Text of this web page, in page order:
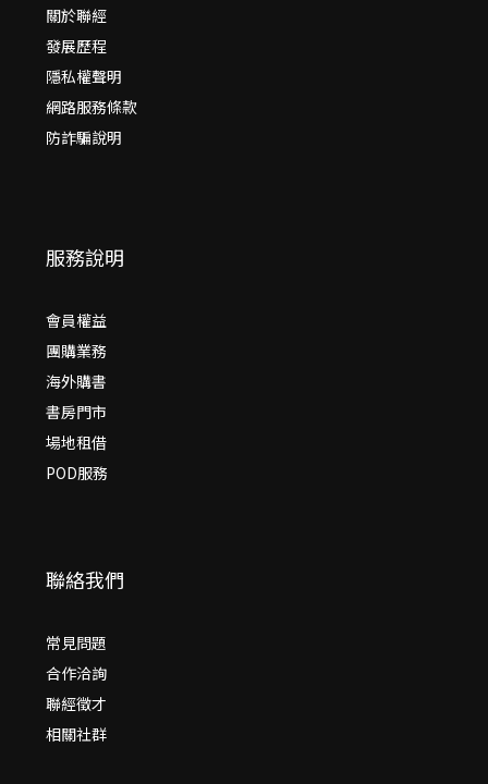
關於聯經
發展歷程
隱私權聲明
網路服務條款
防詐騙說明
服務說明
會員權益
團購業務
海外購書
書房門市
場地租借
POD服務
聯絡我們
常見問題
合作洽詢
聯經徵才
相關社群